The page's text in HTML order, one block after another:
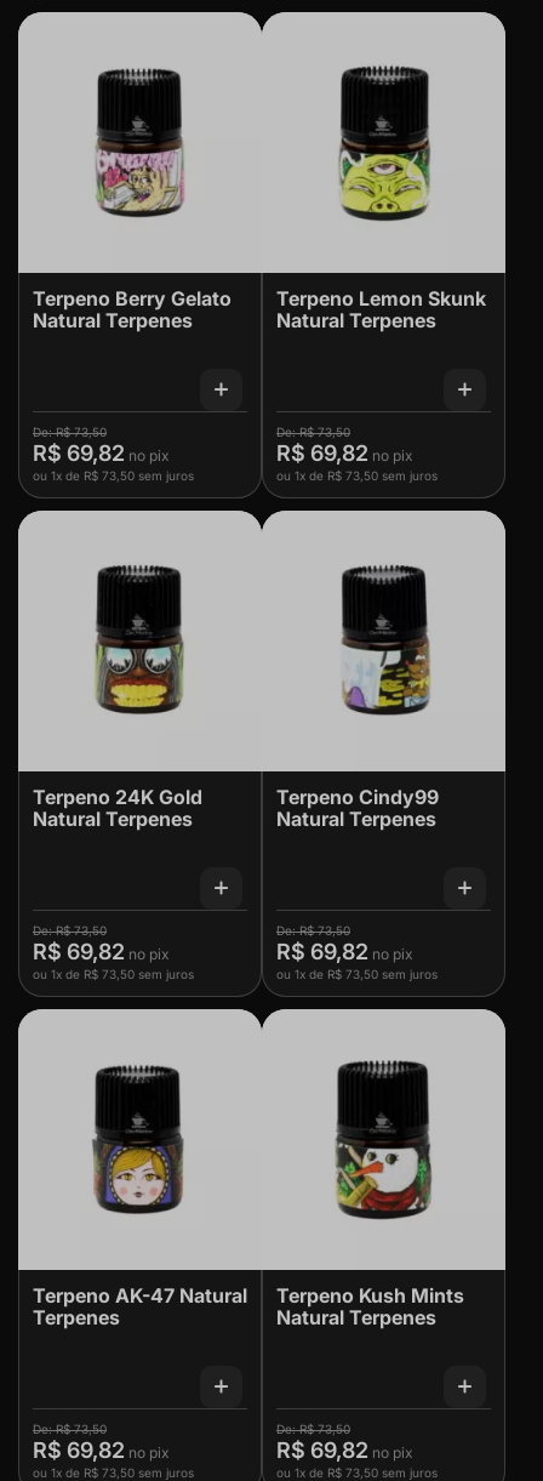
Terpeno Berry Gelato
Natural Terpenes
R$ 73,50
R$ 69,82
ou 1x de R$ 73,50 sem juros
Terpeno Lemon Skunk
Natural Terpenes
R$ 73,50
R$ 69,82
ou 1x de R$ 73,50 sem juros
Terpeno 24K Gold
Natural Terpenes
R$ 73,50
R$ 69,82
ou 1x de R$ 73,50 sem juros
Terpeno Cindy99
Natural Terpenes
R$ 73,50
R$ 69,82
ou 1x de R$ 73,50 sem juros
Terpeno AK-47 Natural
Terpenes
R$ 73,50
R$ 69,82
ou 1x de R$ 73,50 sem juros
Terpeno Kush Mints
Natural Terpenes
R$ 73,50
R$ 69,82
ou 1x de R$ 73,50 sem juros